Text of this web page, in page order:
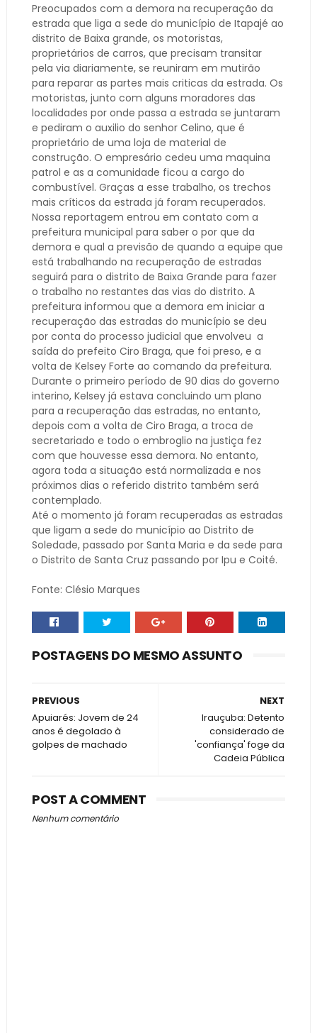
Preocupados com a demora na recuperação da
estrada que liga a sede do município de Itapajé ao
distrito de Baixa grande, os motoristas,
proprietários de carros, que precisam transitar
pela via diariamente, se reuniram em mutirão
para reparar as partes mais criticas da estrada. Os
motoristas, junto com alguns moradores das
localidades por onde passa a estrada se juntaram
e pediram o auxilio do senhor Celino, que é
proprietário de uma loja de material de
construção. O empresário cedeu uma maquina
patrol e as a comunidade ficou a cargo do
combustível. Graças a esse trabalho, os trechos
mais críticos da estrada já foram recuperados.
Nossa reportagem entrou em contato com a
prefeitura municipal para saber o por que da
demora e qual a previsão de quando a equipe que
está trabalhando na recuperação de estradas
seguirá para o distrito de Baixa Grande para fazer
o trabalho no restantes das vias do distrito. A
prefeitura informou que a demora em iniciar a
recuperação das estradas do município se deu
por conta do processo judicial que envolveu a
saída do prefeito Ciro Braga, que foi preso, e a
volta de Kelsey Forte ao comando da prefeitura.
Durante o primeiro período de 90 dias do governo
interino, Kelsey já estava concluindo um plano
para a recuperação das estradas, no entanto,
depois com a volta de Ciro Braga, a troca de
secretariado e todo o embroglio na justiça fez
com que houvesse essa demora. No entanto,
agora toda a situação está normalizada e nos
próximos dias o referido distrito também será
contemplado.
Até o momento já foram recuperadas as estradas
que ligam a sede do município ao Distrito de
Soledade, passado por Santa Maria e da sede para
o Distrito de Santa Cruz passando por Ipu e Coité.
Fonte: Clésio Marques
POSTAGENS DO MESMO ASSUNTO
NEXT
Irauçuba: Detento
considerado de
'confiança' foge da
Cadeia Pública
PREVIOUS
Apuiarés: Jovem de 24
anos é degolado à
golpes de machado
POST A COMMENT
Nenhum comentário